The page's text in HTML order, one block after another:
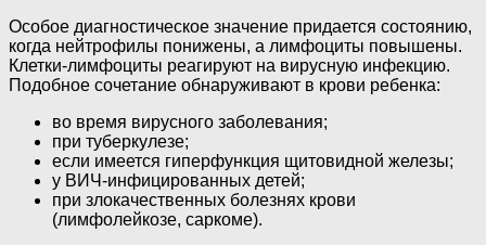
Особое диагностическое значение придается состоянию,
когда нейтрофилы понижены, а лимфоциты повышены.
Клетки-лимфоциты реагируют на вирусную инфекцию.
Подобное сочетание обнаруживают в крови ребенка:
во время вирусного заболевания;
при туберкулезе;
если имеется гиперфункция щитовидной железы;
у ВИЧ-инфицированных детей;
при злокачественных болезнях крови
(лимфолейкозе, саркоме).